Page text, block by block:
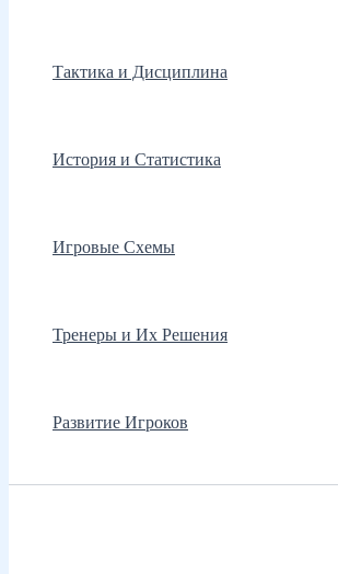
Тактика и Дисциплина
История и Статистика
Игровые Схемы
Тренеры и Их Решения
Развитие Игроков